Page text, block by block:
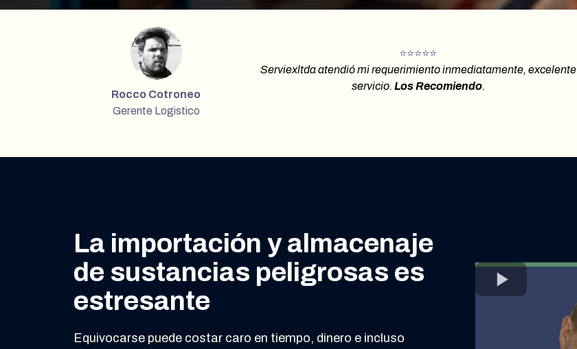
Rocco Cotroneo
Gerente Logistico
⭐️⭐️⭐️⭐️⭐️
Serviexltda atendió mi requerimiento inmediatamente, excelente
servicio. Los Recomiendo.
La importación y almacenaje
de sustancias peligrosas es
estresante
Equivocarse puede costar caro en tiempo, dinero e incluso